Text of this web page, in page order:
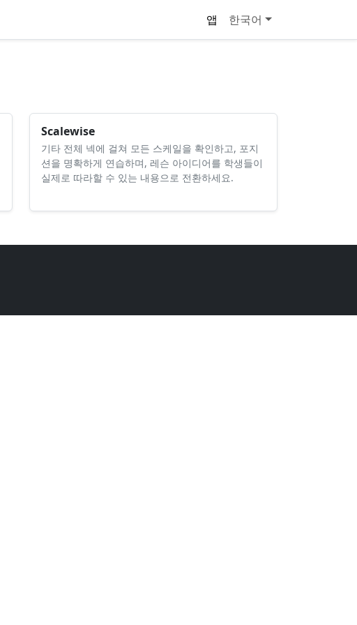
앱 한국어
Scalewise
기타 전체 넥에 걸쳐 모든 스케일을 확인하고, 포지
션을 명확하게 연습하며, 레슨 아이디어를 학생들이
실제로 따라할 수 있는 내용으로 전환하세요.